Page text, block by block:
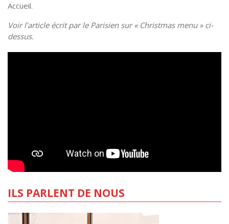
Accueil.
Voir l’article écrit par le Parisien sur « Christmas menu » ci-
dessus.
ILS PARLENT DE NOUS